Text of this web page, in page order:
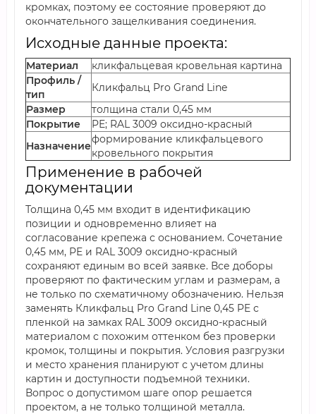
кромках, поэтому ее состояние проверяют до
окончательного защелкивания соединения.
Исходные данные проекта:
Материал
кликфальцевая кровельная картина
Профиль /
тип
Кликфальц Pro Grand Line
Размер
толщина стали 0,45 мм
Покрытие
PE; RAL 3009 оксидно-красный
Назначение
формирование кликфальцевого
кровельного покрытия
Применение в рабочей
документации
Толщина 0,45 мм входит в идентификацию
позиции и одновременно влияет на
согласование крепежа с основанием. Сочетание
0,45 мм, PE и RAL 3009 оксидно-красный
сохраняют единым во всей заявке. Все доборы
проверяют по фактическим углам и размерам, а
не только по схематичному обозначению. Нельзя
заменять Кликфальц Pro Grand Line 0,45 PE с
пленкой на замках RAL 3009 оксидно-красный
материалом с похожим оттенком без проверки
кромок, толщины и покрытия. Условия разгрузки
и место хранения планируют с учетом длины
картин и доступности подъемной техники.
Вопрос о допустимом шаге опор решается
проектом, а не только толщиной металла.